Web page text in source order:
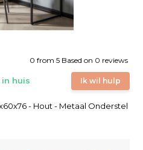
0 from 5 Based on 0 reviews
Ik wil hulp
huis
- Hout - Metaal Onderstel